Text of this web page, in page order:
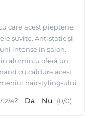
care acest pieptene
șuvițe. Antistatic și
intense în salon.
aluminiu oferă un
cu căldură acest
hairstyling-ului.
Da Nu (0/0)